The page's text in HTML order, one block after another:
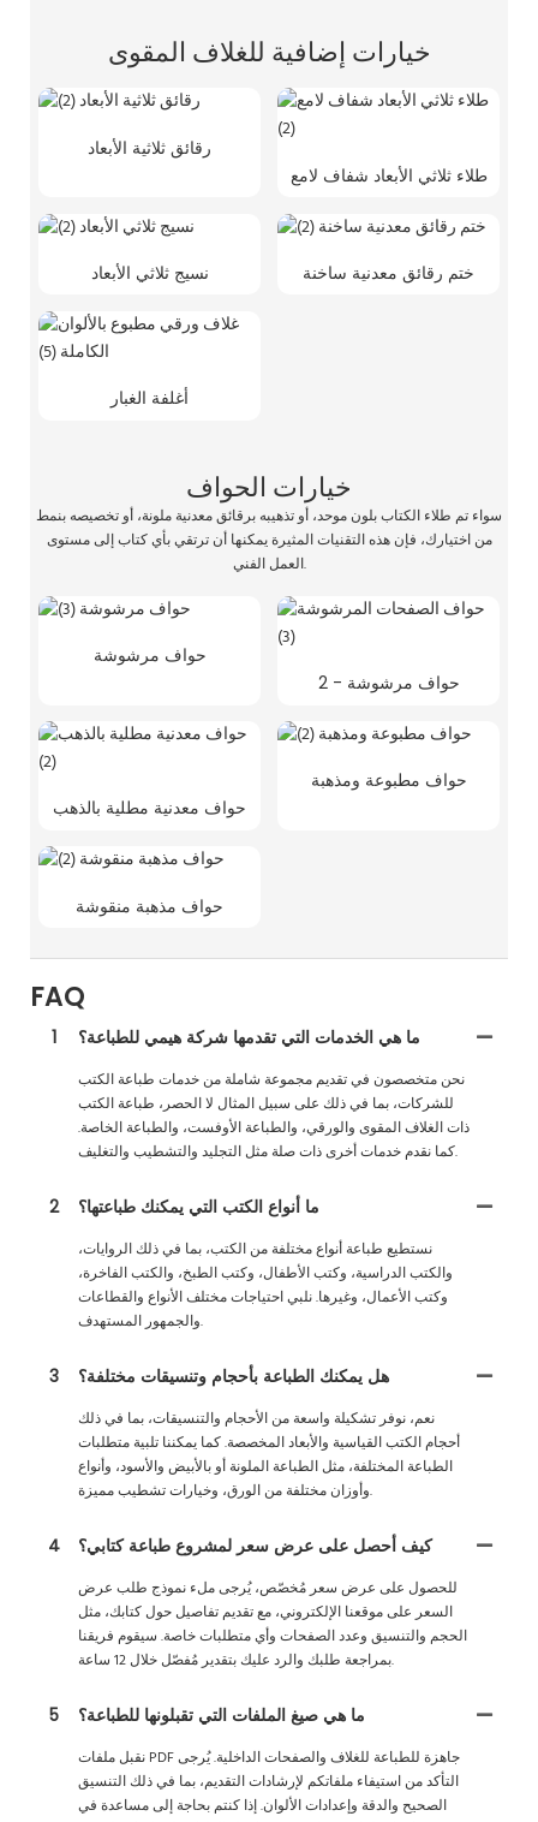
خيارات إضافية للغلاف المقوى
رقائق ثلاثية الأبعاد
طلاء ثلاثي الأبعاد شفاف لامع
نسيج ثلاثي الأبعاد ختم رقائق معدنية ساخنة
أغلفة الغبار
خيارات الحواف
سواء تم طلاء الكتاب بلون موحد، أو تذهيبه برقائق معدنية ملونة، أو تخصيصه بنمط
من اختيارك، فإن هذه التقنيات المثيرة يمكنها أن ترتقي بأي كتاب إلى مستوى
العمل الفني.
حواف مرشوشة
حواف مرشوشة - 2
حواف معدنية مطلية بالذهب
حواف مطبوعة ومذهبة
حواف مذهبة منقوشة
FAQ
1
ما هي الخدمات التي تقدمها شركة هيمي للطباعة؟
نحن متخصصون في تقديم مجموعة شاملة من خدمات طباعة الكتب
للشركات، بما في ذلك على سبيل المثال لا الحصر، طباعة الكتب
ذات الغلاف المقوى والورقي، والطباعة الأوفست، والطباعة الخاصة.
كما نقدم خدمات أخرى ذات صلة مثل التجليد والتشطيب والتغليف.
2
ما أنواع الكتب التي يمكنك طباعتها؟
نستطيع طباعة أنواع مختلفة من الكتب، بما في ذلك الروايات،
والكتب الدراسية، وكتب الأطفال، وكتب الطبخ، والكتب الفاخرة،
وكتب الأعمال، وغيرها. نلبي احتياجات مختلف الأنواع والقطاعات
والجمهور المستهدف.
3
هل يمكنك الطباعة بأحجام وتنسيقات مختلفة؟
نعم، نوفر تشكيلة واسعة من الأحجام والتنسيقات، بما في ذلك
أحجام الكتب القياسية والأبعاد المخصصة. كما يمكننا تلبية متطلبات
الطباعة المختلفة، مثل الطباعة الملونة أو بالأبيض والأسود، وأنواع
وأوزان مختلفة من الورق، وخيارات تشطيب مميزة.
4
كيف أحصل على عرض سعر لمشروع طباعة كتابي؟
للحصول على عرض سعر مُخصّص، يُرجى ملء نموذج طلب عرض
السعر على موقعنا الإلكتروني، مع تقديم تفاصيل حول كتابك، مثل
الحجم والتنسيق وعدد الصفحات وأي متطلبات خاصة. سيقوم فريقنا
بمراجعة طلبك والرد عليك بتقدير مُفصّل خلال 12 ساعة.
5
ما هي صيغ الملفات التي تقبلونها للطباعة؟
نقبل ملفات PDF جاهزة للطباعة للغلاف والصفحات الداخلية. يُرجى
التأكد من استيفاء ملفاتكم لإرشادات التقديم، بما في ذلك التنسيق
الصحيح والدقة وإعدادات الألوان. إذا كنتم بحاجة إلى مساعدة في